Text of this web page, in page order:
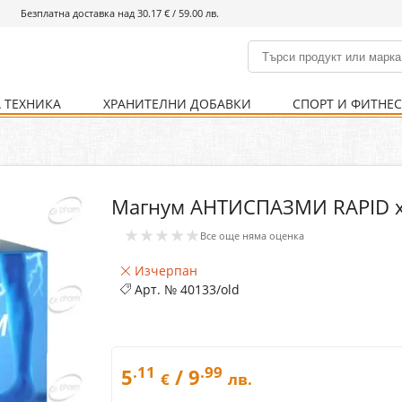
Безплатна доставка над 30.17 € / 59.00 лв.
Кости и стави Нервна система
Храносмилателна
система
Хомеопатия
ХРАНИТЕЛНИ ДОБАВКИ СПОРТ И ФИТНЕС
Магнум АНТИСПАЗМИ RAPID
★★★★★ Все още няма оценка
Изчерпан
Арт. №40133/old
5.11 € / 9.99 лв.